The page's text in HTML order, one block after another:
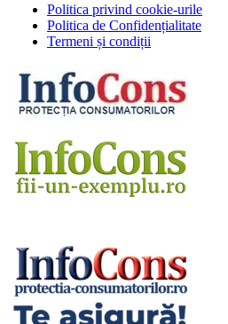
Politica privind cookie-urile
Politica de Confidențialitate
Termeni și condiții